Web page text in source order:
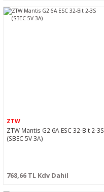
ZTW
ZTW Mantis G2 6A ESC 32-Bit 2-3S
(SBEC 5V 3A)
768,66 TL Kdv Dahil